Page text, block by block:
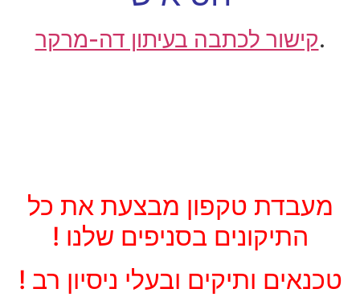
.קישור לכתבה בעיתון דה-מרקר
מעבדת טקפון מבצעת את כל
התיקונים בסניפים שלנו !
טכנאים ותיקים ובעלי ניסיון רב !